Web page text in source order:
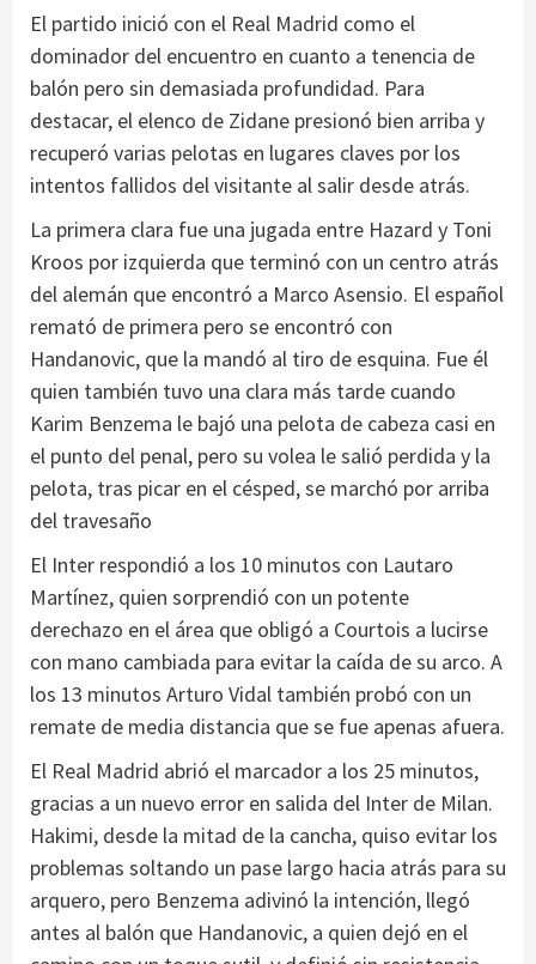
El partido inició con el Real Madrid como el
dominador del encuentro en cuanto a tenencia de
balón pero sin demasiada profundidad. Para
destacar, el elenco de Zidane presionó bien arriba y
recuperó varias pelotas en lugares claves por los
intentos fallidos del visitante al salir desde atrás.
La primera clara fue una jugada entre Hazard y Toni
Kroos por izquierda que terminó con un centro atrás
del alemán que encontró a Marco Asensio. El español
remató de primera pero se encontró con
Handanovic, que la mandó al tiro de esquina. Fue él
quien también tuvo una clara más tarde cuando
Karim Benzema le bajó una pelota de cabeza casi en
el punto del penal, pero su volea le salió perdida y la
pelota, tras picar en el césped, se marchó por arriba
del travesaño
El Inter respondió a los 10 minutos con Lautaro
Martínez, quien sorprendió con un potente
derechazo en el área que obligó a Courtois a lucirse
con mano cambiada para evitar la caída de su arco. A
los 13 minutos Arturo Vidal también probó con un
remate de media distancia que se fue apenas afuera.
El Real Madrid abrió el marcador a los 25 minutos,
gracias a un nuevo error en salida del Inter de Milan.
Hakimi, desde la mitad de la cancha, quiso evitar los
problemas soltando un pase largo hacia atrás para su
arquero, pero Benzema adivinó la intención, llegó
antes al balón que Handanovic, a quien dejó en el